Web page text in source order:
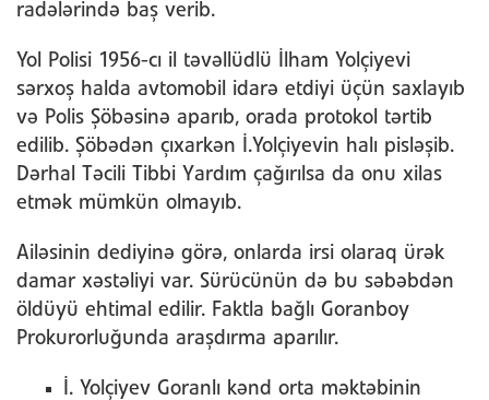
radələrində baş verib.
Yol Polisi 1956-cı il təvəllüdlü İlham Yolçiyevi
sərxoş halda avtomobil idarə etdiyi üçün saxlayıb
və Polis Şöbəsinə aparıb, orada protokol tərtib
edilib. Şöbədən çıxarkən İ.Yolçiyevin halı pisləşib.
Dərhal Təcili Tibbi Yardım çağırılsa da onu xilas
etmək mümkün olmayıb.
Ailəsinin dediyinə görə, onlarda irsi olaraq ürək
damar xəstəliyi var. Sürücünün də bu səbəbdən
öldüyü ehtimal edilir. Faktla bağlı Goranboy
Prokurorluğunda araşdırma aparılır.
İ. Yolçiyev Goranlı kənd orta məktəbinin